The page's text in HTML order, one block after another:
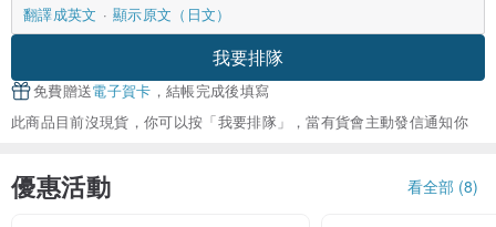
翻譯成英文
顯示原文（日文）
我要排隊
免費贈送電子賀卡 ，結帳完成後填寫
此商品目前沒現貨，你可以按「我要排隊」，當有貨會主動發信通知你
優惠活動 看全部 (8)